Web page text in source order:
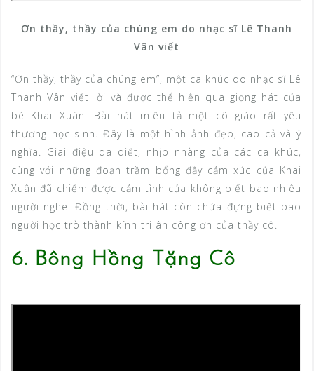
Ơn thầy, thầy của chúng em do nhạc sĩ Lê Thanh
Vân viết
“Ơn thầy, thầy của chúng em”, một ca khúc do nhạc sĩ Lê
Thanh Vân viết lời và được thể hiện qua giọng hát của
bé Khai Xuân. Bài hát miêu tả một cô giáo rất yêu
thương học sinh. Đây là một hình ảnh đẹp, cao cả và ý
nghĩa. Giai điệu da diết, nhịp nhàng của các ca khúc,
cùng với những đoạn trầm bổng đầy cảm xúc của Khai
Xuân đã chiếm được cảm tình của không biết bao nhiêu
người nghe. Đồng thời, bài hát còn chứa đựng biết bao
người học trò thành kính tri ân công ơn của thầy cô.
6. Bông Hồng Tặng Cô